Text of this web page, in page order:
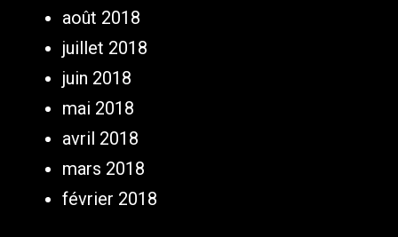
août 2018
juillet 2018
juin 2018
mai 2018
avril 2018
mars 2018
février 2018